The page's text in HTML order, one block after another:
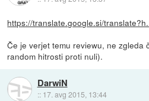
https://translate.google.si/
Če je verjet temu reviewu, ne zgleda
random hitrosti proti nuli).
DarwiN
:: 17. avg 2015, 13:44